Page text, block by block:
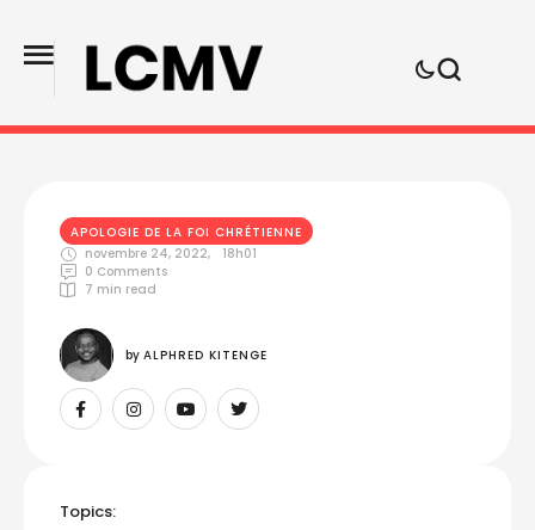
APOLOGIE DE LA FOI CHRÉTIENNE
novembre 24, 2022,
18h01
0 Comments
7 min read
by ALPHRED KITENGE
Topics: